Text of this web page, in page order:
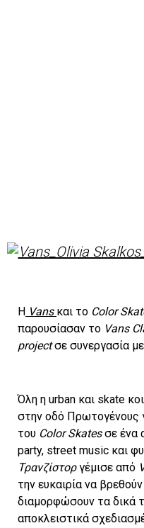
Η Vans και το Color
παρουσίασαν το Vans
projectσε συνεργασία
Όλη η urban και skate
στην οδό Πρωτογένους
του Color Skatesσε ένα
party, street music και
Τρανζίστοργέμισε από
την ευκαιρία να
διαμορφώσουν τα δικά
αποκλειστικά